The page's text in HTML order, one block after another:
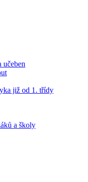
učeben
již od 1. třídy
a školy